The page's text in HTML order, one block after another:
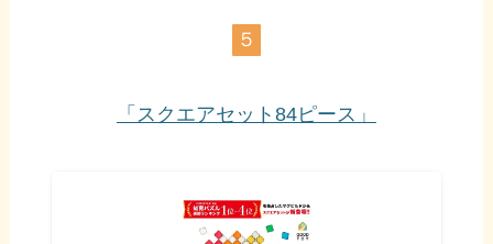
５
「スクエアセット84ピース」